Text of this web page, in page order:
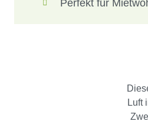
Perfekt für
Luft